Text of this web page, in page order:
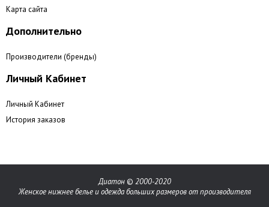
Карта сайта
Дополнительно
Производители (бренды)
Личный Кабинет
Личный Кабинет
История заказов
Диатон © 2000-2020
Женское нижнее белье и одежда больших размеров от производителя